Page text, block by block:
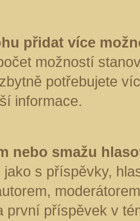
přidat více
možností
potřebujete
informace.
nebo smažu
jako s příspěvky,
první příspěvek v